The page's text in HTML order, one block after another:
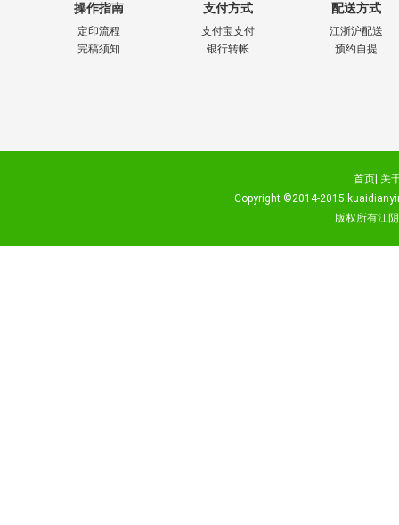
操作指南
定印流程
完稿须知
支付方式
支付宝支付
银行转帐
配送方式
江浙沪配送
预约自提
首页| 关
Copyright ©2014-2015
版权所有江